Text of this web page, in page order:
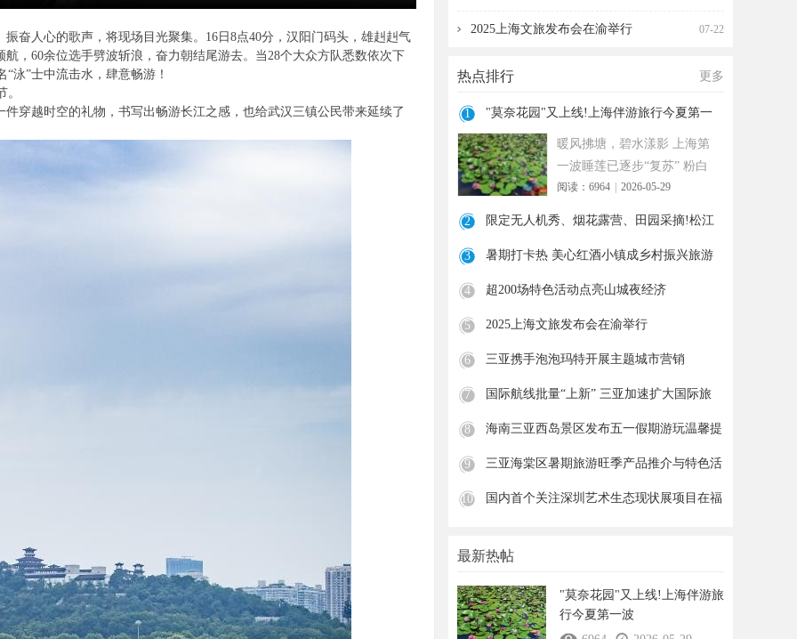
奋人心的歌声，将现场目光聚集。16日8点40分，汉阳门码头，雄赳赳气
，60余位选手劈波斩浪，奋力朝结尾游去。当28个大众方队悉数依次下
泳”士中流击水，肆意畅游！
穿越时空的礼物，书写出畅游长江之感，也给武汉三镇公民带来延续了
2025上海文旅发布会在渝举行 07-22
热点排行 更多
1
"莫奈花园"又上线!上海伴游旅行今夏第一
波
暖风拂塘，碧水漾影 上海第
一波睡莲已逐步“复苏” 粉白
嫣红的花朵浮于水面 趁花期
正
阅读：6964 2026-05-29
2
限定无人机秀、烟花露营、田园采摘!松江
3
暑期打卡热 美心红酒小镇成乡村振兴旅游
4
超200场特色活动点亮山城夜经济
5 2025上海文旅发布会在渝举行
6 三亚携手泡泡玛特开展主题城市营销
7 国际航线批量“上新” 三亚加速扩大国际旅
8
海南三亚西岛景区发布五一假期游玩温馨提
9
三亚海棠区暑期旅游旺季产品推介与特色活
10
国内首个关注深圳艺术生态现状展项目在福
最新热帖
"莫奈花园"又上线!上海伴游旅
行今夏第一波